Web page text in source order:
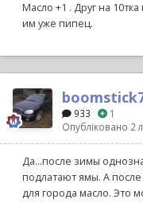
Масло +1 . Друг на
им уже пипец.
933
1
Опубліковано 2
Да...после зимы
подлатают ямы. А после
для города масло. Это